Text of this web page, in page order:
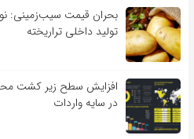
بحران قیمت سیب‌زمینی:
تولید داخلی تراریخته
افزایش سطح زیر کشت
در سایه واردات